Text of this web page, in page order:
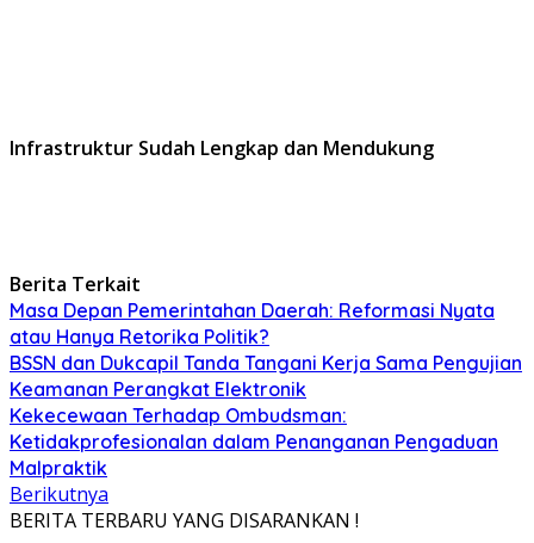
Infrastruktur Sudah Lengkap dan Mendukung
Berita Terkait
Masa Depan Pemerintahan Daerah: Reformasi Nyata
atau Hanya Retorika Politik?
BSSN dan Dukcapil Tanda Tangani Kerja Sama Pengujian
Keamanan Perangkat Elektronik
Kekecewaan Terhadap Ombudsman:
Ketidakprofesionalan dalam Penanganan Pengaduan
Malpraktik
Berikutnya
BERITA TERBARU YANG DISARANKAN !